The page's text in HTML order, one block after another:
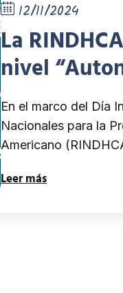
12/11/2024
La
nivel
los
En el marco del Día
Nacionales para la
Americano
Leer más